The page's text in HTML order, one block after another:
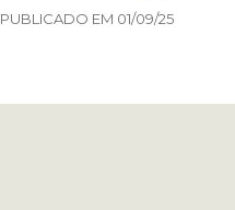
PUBLICADO EM 01/09/25